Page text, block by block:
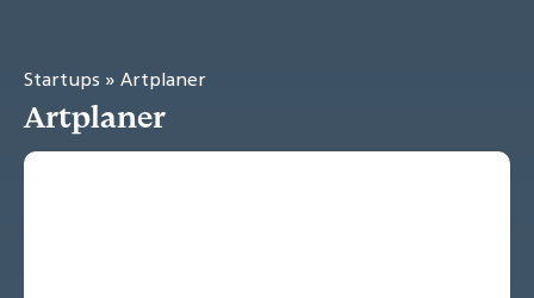
Startups » Artplaner
Artplaner